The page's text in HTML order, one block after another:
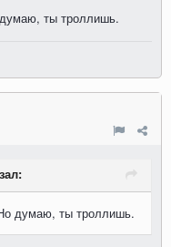
ты троллишь.
думаю, ты троллишь.